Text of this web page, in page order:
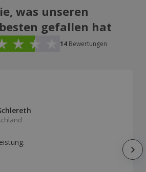
was unseren
gefallen hat
14 Bewertungen